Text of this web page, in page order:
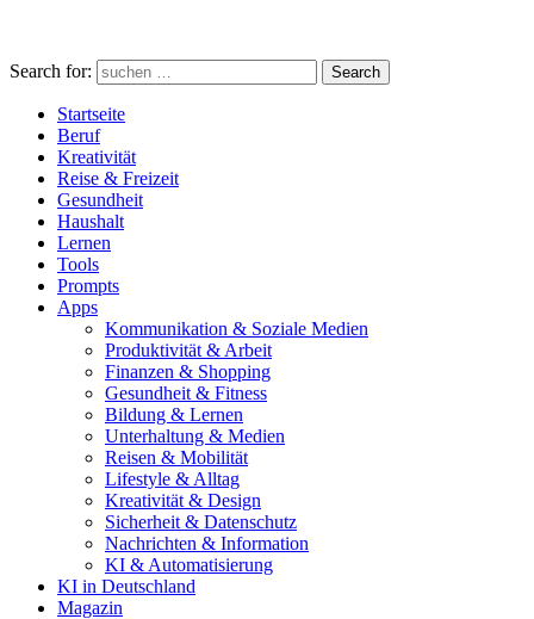
Search for: Search
Startseite
Beruf
Kreativität
Reise & Freizeit
Gesundheit
Haushalt
Lernen
Tools
Prompts
Apps
Kommunikation & Soziale Medien
Produktivität & Arbeit
Finanzen & Shopping
Gesundheit & Fitness
Bildung & Lernen
Unterhaltung & Medien
Reisen & Mobilität
Lifestyle & Alltag
Kreativität & Design
Sicherheit & Datenschutz
Nachrichten & Information
KI & Automatisierung
KI in Deutschland
Magazin